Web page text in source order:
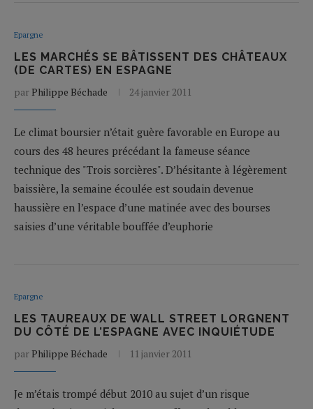
Epargne
LES MARCHÉS SE BÂTISSENT DES CHÂTEAUX
(DE CARTES) EN ESPAGNE
par Philippe Béchade 24 janvier 2011
Le climat boursier n’était guère favorable en Europe au
cours des 48 heures précédant la fameuse séance
technique des "Trois sorcières". D’hésitante à légèrement
baissière, la semaine écoulée est soudain devenue
haussière en l’espace d’une matinée avec des bourses
saisies d’une véritable bouffée d’euphorie
Epargne
LES TAUREAUX DE WALL STREET LORGNENT
DU CÔTÉ DE L’ESPAGNE AVEC INQUIÉTUDE
par Philippe Béchade 11 janvier 2011
Je m’étais trompé début 2010 au sujet d’un risque